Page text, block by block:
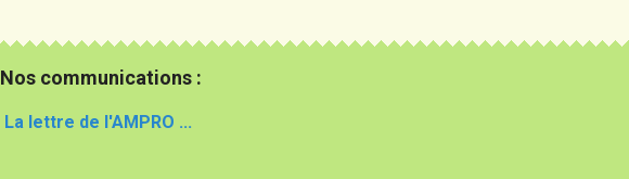
Nos communications :
La lettre de l'AMPRO ...